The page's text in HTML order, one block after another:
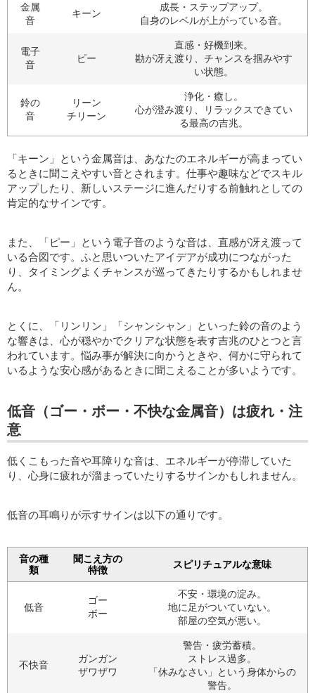
金属
音
キーン
成長・ステップアップ。
自身のレベルが上がっている音。
電子
音
ピー
直感・好機到来。
勘が冴え渡り、チャンスを掴みやす
い状態。
鈴の
音
リーン
チリーン
浄化・癒し。
心が澄み渡り、リラックスできてい
る最高の吉兆。
「キーン」という金属音は、あなたのエネルギーが高まってい
るときに聞こえやすい音とされます。仕事や趣味などでスキル
アップしたり、新しいステージに進んだりする前触れとしての
肯定的なサインです。
また、「ピー」という電子音のような音は、直感が冴え渡って
いる合図です。ふと思いついたアイデアが成功につながった
り、タイミングよくチャンスが巡ってきたりするかもしれませ
ん。
とくに、「リンリン」「シャンシャン」といった鈴の音のよう
な響きは、心が穏やかでクリアな状態を表す吉兆のひとつと言
われています。悩み事が解決に向かうときや、何かに守られて
いるような安心感があるときに聞こえることが多いようです。
低音（ゴー・ボー・不快な金属音）は疲れ・注
意
低くこもった音や耳障りな音は、エネルギーが停滞していた
り、心身に疲れが溜まっていたりするサインかもしれません。
低音の耳鳴りが示すサインは以下の通りです。
音の種
類
聞こえ方の
特徴
スピリチュアルな意味
低音
ゴー
ボー
不安・環境の淀み。
地に足がついていない。
部屋の空気が悪い。
不快音
ガンガン
ザワザワ
警告・疲労蓄積。
ストレス過多。
「休みなさい」という身体からの
警告。